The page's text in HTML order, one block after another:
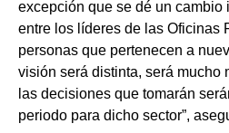
excepción que se dé un cambio
entre los líderes de las Oficinas
personas que pertenecen a
visión será distinta, será mucho
las decisiones que tomarán
periodo para dicho sector”,